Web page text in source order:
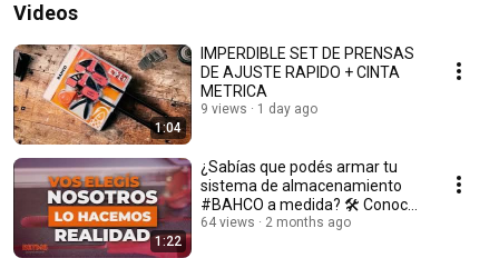
Videos
1:04
IMPERDIBLE SET DE PRENSAS
DE AJUSTE RAPIDO + CINTA
METRICA
9 views 1 day ago
1:22
¿Sabías que podés armar tu
sistema de almacenamiento
#BAHCO a medida? 🛠️ Conocé
BETMS
64 views 2 months ago